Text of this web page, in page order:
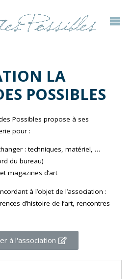
LA
POSSIBLES
Possibles propose à ses
pour :
: techniques, matériel, …
du bureau)
magazines d’art
à l’objet de l’association :
d’histoire de l’art, rencontres
à l'association